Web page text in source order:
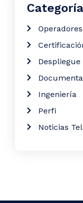
Despliegue
Ingeniería
Perfi
Noticias